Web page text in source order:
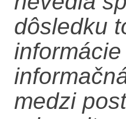
dôsledku
medzi